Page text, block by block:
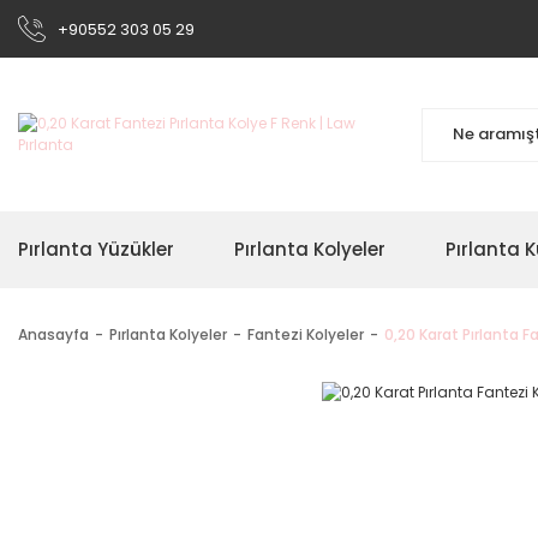
+90552 303 05 29
Pırlanta Yüzükler Pırlanta Kolyeler Pırlanta
Anasayfa Pırlanta Kolyeler Fantezi Kolyeler 0,20 Karat Pırlanta